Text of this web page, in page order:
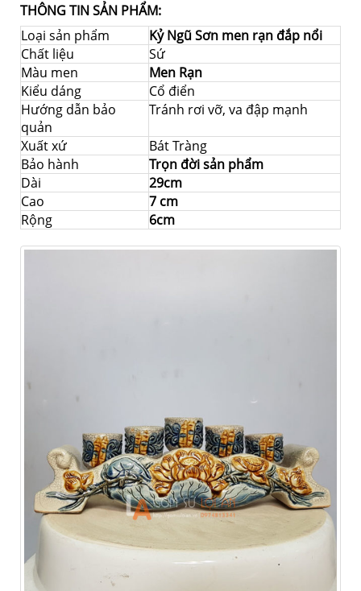
THÔNG TIN SẢN PHẨM:
Loại sản phẩm
Kỷ Ngũ Sơn men rạn đắp nổi
Chất liệu
Sứ
Màu men
Men Rạn
Kiểu dáng
Cổ điển
Hướng dẫn bảo
quản
Tránh rơi vỡ, va đập mạnh
Xuất xứ
Bát Tràng
Bảo hành
Trọn đời sản phẩm
Dài
29cm
Cao
7 cm
Rộng
6cm